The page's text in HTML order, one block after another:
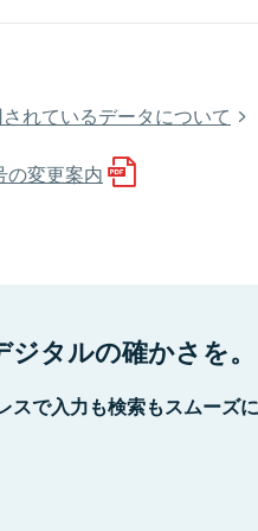
れているデータについて
の変更案内
タルの確かさを。
スで入力も検索もスムーズ